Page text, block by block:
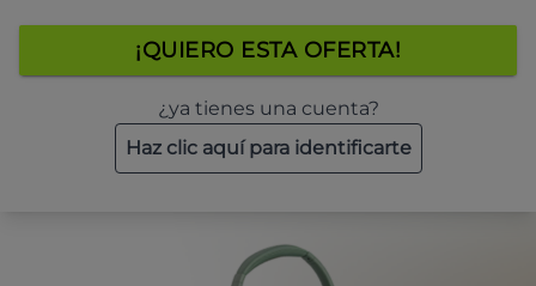
¡QUIERO ESTA OFERTA!
¿ya tienes una cuenta?
Haz clic aquí para identificarte